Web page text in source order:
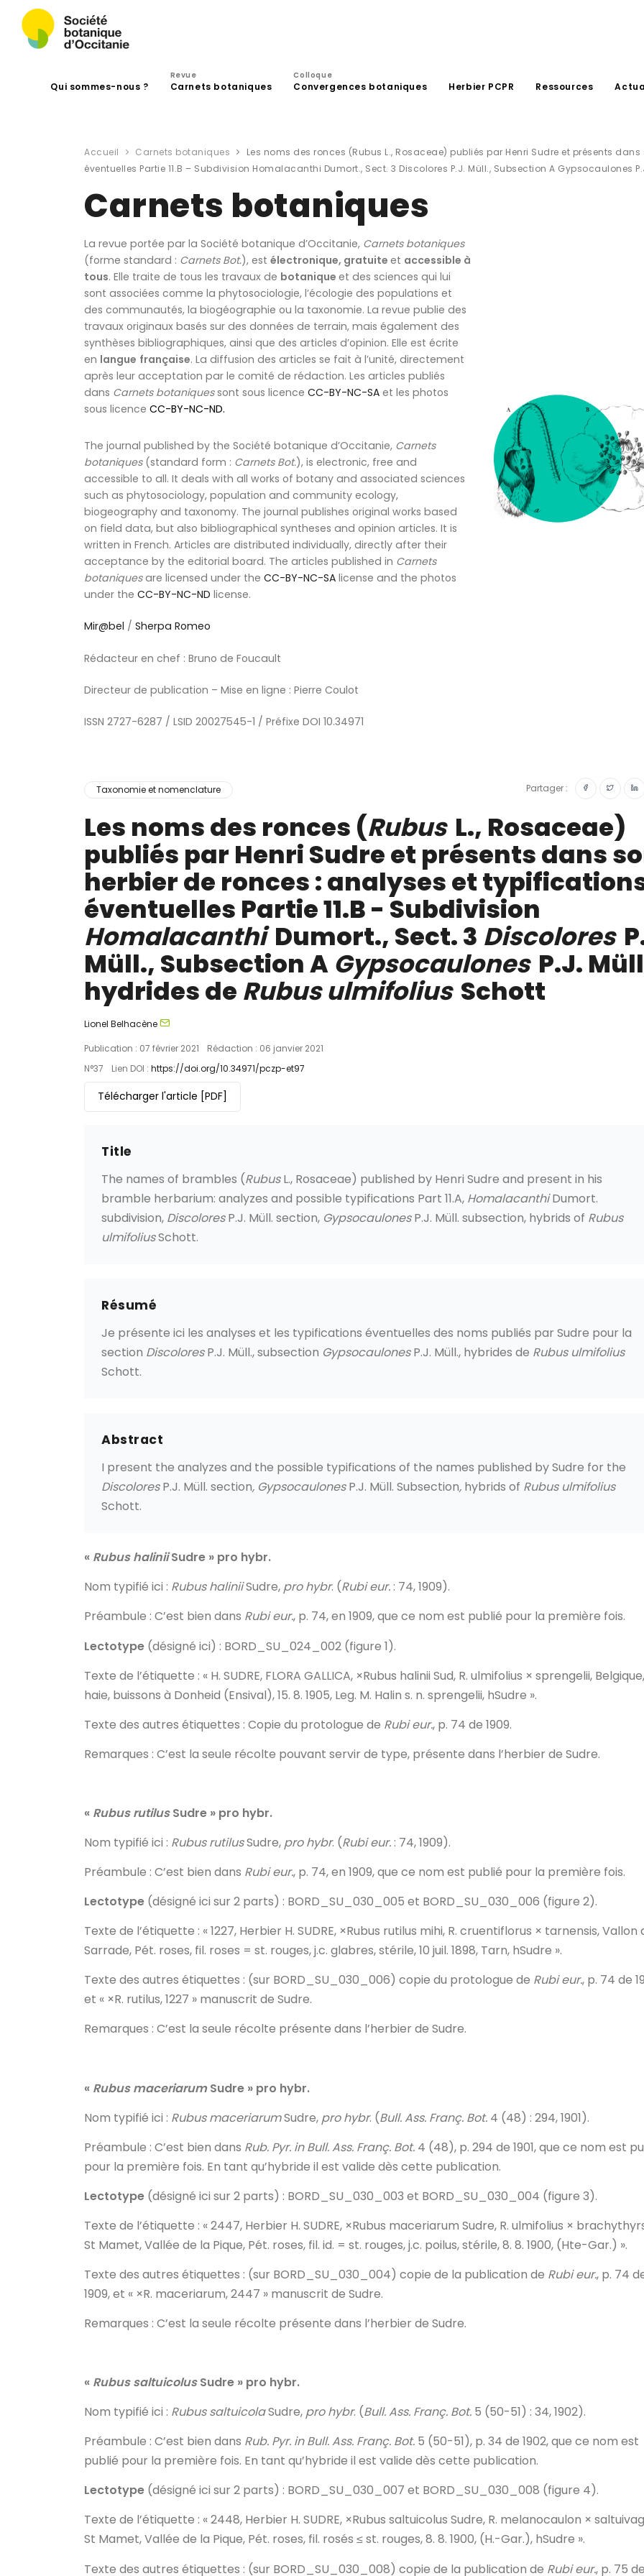
Qui sommes-nous ?
Revue
Carnets botaniques
Colloque
Convergences botaniques Herbier PCPR Ressources
Accueil Carnets botaniques
Les noms des ronces (Rubus L., Rosaceae) publiés par Henri Sudre et présents
éventuelles Partie 11.B – Subdivision Homalacanthi Dumort., Sect. 3 Discolores P.J. Müll., Subsection A Gypsocaulones
Carnets botaniques
La revue portée par la Société botanique d’Occitanie, Carnets botaniques
(forme standard : Carnets Bot.), est électronique, gratuite et accessible à
tous. Elle traite de tous les travaux de botanique et des sciences qui lui
sont associées comme la phytosociologie, l’écologie des populations et
des communautés, la biogéographie ou la taxonomie. La revue publie des
travaux originaux basés sur des données de terrain, mais également des
synthèses bibliographiques, ainsi que des articles d’opinion. Elle est écrite
en langue française. La diffusion des articles se fait à l’unité, directement
après leur acceptation par le comité de rédaction. Les articles publiés
dans Carnets botaniquessont sous licence CC-BY-NC-SA et les photos
sous licence CC-BY-NC-ND.
The journal published by the Société botanique d’Occitanie, Carnets
botaniques (standard form : Carnets Bot.), is electronic, free and
accessible to all. It deals with all works of botany and associated sciences
such as phytosociology, population and community ecology,
biogeography and taxonomy. The journal publishes original works based
on field data, but also bibliographical syntheses and opinion articles. It is
written in French. Articles are distributed individually, directly after their
acceptance by the editorial board. The articles published in Carnets
botaniquesare licensed under the CC-BY-NC-SA license and the photos
under the CC-BY-NC-ND license.
Mir@bel / Sherpa Romeo
Rédacteur en chef : Bruno de Foucault
Directeur de publication – Mise en ligne : Pierre Coulot
ISSN 2727-6287 / LSID 20027545-1 / Préfixe DOI 10.34971
Taxonomie et nomenclature Partager :
Les noms des ronces (Rubus L., Rosaceae)
publiés par Henri Sudre et présents dans
herbier de ronces : analyses et
éventuelles Partie 11.B - Subdivision
HomalacanthiDumort., Sect. 3 Discolores
Müll., Subsection A Gypsocaulones P.J.
hydrides de Rubus ulmifolius Schott
Lionel Belhacène
Publication : 07 février 2021
Rédaction : 06 janvier 2021
N°37
Lien DOI : https://doi.org/10.34971/pczp-et97
Télécharger l'article [PDF]
Title
The names of brambles (RubusL., Rosaceae) published by Henri Sudre and present in his
bramble herbarium: analyzes and possible typifications Part 11.A, HomalacanthiDumort.
subdivision, DiscoloresP.J. Müll. section, GypsocaulonesP.J. Müll. subsection, hybrids of Rubus
ulmifoliusSchott.
Résumé
Je présente ici les analyses et les typifications éventuelles des noms publiés par Sudre pour la
section DiscoloresP.J. Müll., subsection GypsocaulonesP.J. Müll., hybrides de Rubus ulmifolius
Schott.
Abstract
I present the analyzes and the possible typifications of the names published by Sudre for the
DiscoloresP.J. Müll. section, GypsocaulonesP.J. Müll. Subsection, hybrids of Rubus ulmifolius
Schott.
« Rubus haliniiSudre » pro hybr.
Nom typifié ici : Rubus haliniiSudre, pro hybr. (Rubi eur. : 74, 1909).
Préambule : C’est bien dans Rubi eur., p. 74, en 1909, que ce nom est publié pour la première fois.
Lectotype (désigné ici) : BORD_SU_024_002 (figure 1).
Texte de l’étiquette : « H. SUDRE, FLORA GALLICA, ×Rubus halinii Sud, R. ulmifolius × sprengelii, Belgique,
haie, buissons à Donheid (Ensival), 15. 8. 1905, Leg. M. Halin s. n. sprengelii, hSudre ».
Texte des autres étiquettes : Copie du protologue de Rubi eur., p. 74 de 1909.
Remarques : C’est la seule récolte pouvant servir de type, présente dans l’herbier de Sudre.
« Rubus rutilusSudre » pro hybr.
Nom typifié ici : Rubus rutilusSudre, pro hybr. (Rubi eur. : 74, 1909).
Préambule : C’est bien dans Rubi eur., p. 74, en 1909, que ce nom est publié pour la première fois.
Lectotype (désigné ici sur 2 parts) : BORD_SU_030_005 et BORD_SU_030_006 (figure 2).
Texte de l’étiquette : « 1227, Herbier H. SUDRE, ×Rubus rutilus mihi, R. cruentiflorus × tarnensis, Vallon
Sarrade, Pét. roses, fil. roses = st. rouges, j.c. glabres, stérile, 10 juil. 1898, Tarn, hSudre ».
Texte des autres étiquettes : (sur BORD_SU_030_006) copie du protologue de Rubi eur., p. 74 de
et « ×R. rutilus, 1227 » manuscrit de Sudre.
Remarques : C’est la seule récolte présente dans l’herbier de Sudre.
« Rubus maceriarumSudre » pro hybr.
Nom typifié ici : Rubus maceriarumSudre, pro hybr. (Bull. Ass. Franç. Bot. 4 (48) : 294, 1901).
Préambule : C’est bien dans Rub. Pyr. in Bull. Ass. Franç. Bot. 4 (48), p. 294 de 1901, que ce nom est
pour la première fois. En tant qu’hybride il est valide dès cette publication.
Lectotype (désigné ici sur 2 parts) : BORD_SU_030_003 et BORD_SU_030_004 (figure 3).
Texte de l’étiquette : « 2447, Herbier H. SUDRE, ×Rubus maceriarum Sudre, R. ulmifolius ×
St Mamet, Vallée de la Pique, Pét. roses, fil. id. = st. rouges, j.c. poilus, stérile, 8. 8. 1900, (Hte-Gar.) ».
Texte des autres étiquettes : (sur BORD_SU_030_004) copie de la publication de Rubi eur., p. 74
1909, et « ×R. maceriarum, 2447 » manuscrit de Sudre.
Remarques : C’est la seule récolte présente dans l’herbier de Sudre.
« Rubus saltuicolusSudre » pro hybr.
Nom typifié ici : Rubus saltuicolaSudre, pro hybr. (Bull. Ass. Franç. Bot. 5 (50-51) : 34, 1902).
Préambule : C’est bien dans Rub. Pyr. in Bull. Ass. Franç. Bot. 5 (50-51), p. 34 de 1902, que ce nom est
publié pour la première fois. En tant qu’hybride il est valide dès cette publication.
Lectotype (désigné ici sur 2 parts) : BORD_SU_030_007 et BORD_SU_030_008 (figure 4).
Texte de l’étiquette : « 2448, Herbier H. SUDRE, ×Rubus saltuicolus Sudre, R. melanocaulon ×
St Mamet, Vallée de la Pique, Pét. roses, fil. rosés ≤ st. rouges, 8. 8. 1900, (H.-Gar.), hSudre ».
Texte des autres étiquettes : (sur BORD_SU_030_008) copie de la publication de Rubi eur., p. 75 de